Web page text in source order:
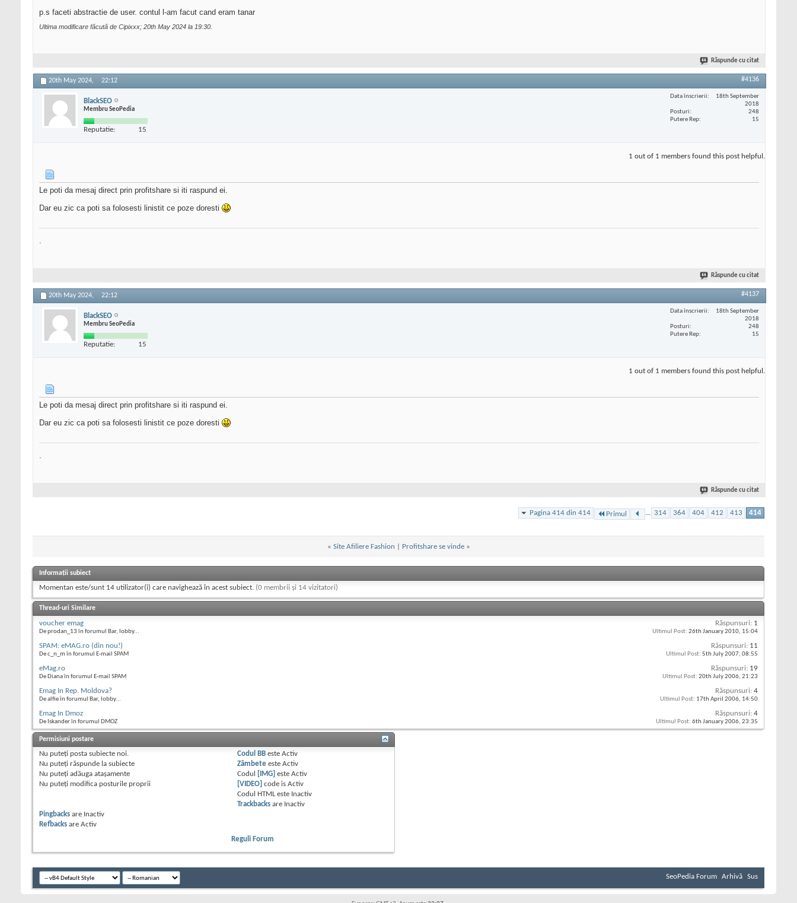
p.s faceti abstractie de user. contul l-am facut cand eram tanar
Ultima modificare făcută de Cipixxx; 20th May 2024 la 19:30
Răspunde cu citat
20th May 2024, 22:12 #4136
BlackSEO
Membru SeoPedia
Reputatie: 15
Data înscrierii
18th September
2018
Posturi
248
Putere Rep
15
1 out of 1 members found this post helpful.
Le poti da mesaj direct prin profitshare si iti raspund ei.
Dar eu zic ca poti sa folosesti linistit ce poze doresti
.
Răspunde cu citat
20th May 2024, 22:12 #4137
BlackSEO
Membru SeoPedia
Reputatie: 15
Data înscrierii
18th September
2018
Posturi
248
Putere Rep
15
1 out of 1 members found this post helpful.
Le poti da mesaj direct prin profitshare si iti raspund ei.
Dar eu zic ca poti sa folosesti linistit ce poze doresti
.
Răspunde cu citat
Pagina 414 din 414 Primul ... 314 364 404 412 413 414
« Site Afiliere Fashion Profitshare se vinde »
Informații subiect
Momentan este/sunt 14 utilizator(i) care navighează în acest subiect. (0 membrii și 14 vizitatori)
Thread-uri Similare
voucher emag
De prodan_13 în forumul Bar, lobby...
Răspunsuri: 1
Ultimul Post: 26th January 2010, 15:04
SPAM: eMAG.ro (din nou!)
De c_n_m în forumul E-mail SPAM
Răspunsuri: 11
Ultimul Post: 5th July 2007, 08:55
eMag.ro
De Diana în forumul E-mail SPAM
Răspunsuri: 19
Ultimul Post: 20th July 2006, 21:23
Emag In Rep. Moldova?
De alfie în forumul Bar, lobby...
Răspunsuri: 4
Ultimul Post: 17th April 2006, 14:50
Emag In Dmoz
De Iskander în forumul DMOZ
Răspunsuri: 4
Ultimul Post: 6th January 2006, 23:35
Permisiuni postare
Nu puteţi posta subiecte noi.
Nu puteţi răspunde la subiecte
Nu puteţi adăuga ataşamente
Nu puteţi modifica posturile proprii
Codul BB esteActiv
Zâmbete esteActiv
Codul
[IMG] esteActiv
[VIDEO] code isActiv
Codul HTML este Inactiv
Trackbacks are Inactiv
Pingbacks are Inactiv
Refbacks are Activ
Reguli Forum
SeoPedia Forum Arhivă Sus